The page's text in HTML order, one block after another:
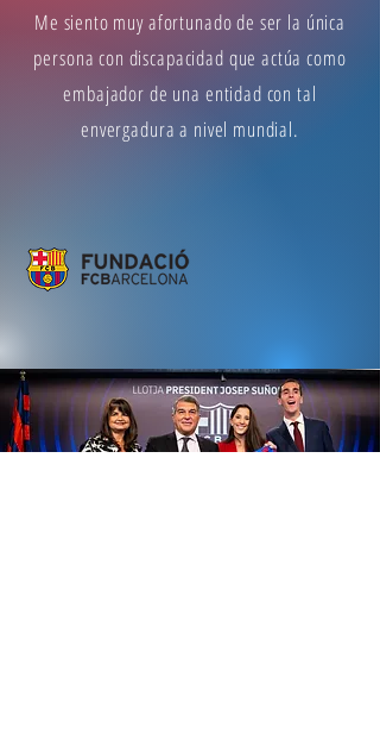
Me siento muy afortunado de ser la única
persona con discapacidad que actúa como
embajador de una entidad con tal
envergadura a nivel mundial.